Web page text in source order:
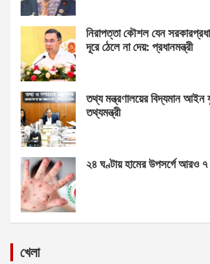
নিরাপত্তা কৌশল যেন
দূরে ঠেলে না দেয়: প্রধানমন্ত্রী
তথ্য মন্ত্রণালয়ের বিদ্যমান আইন
তথ্যমন্ত্রী
২৪ ঘণ্টায় হামের উপসর্গে আরও
খেলা